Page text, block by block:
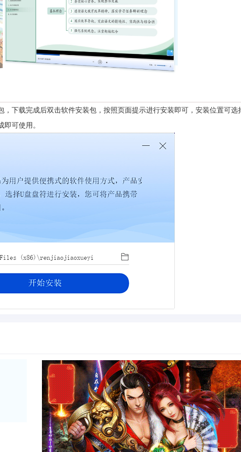
下载完成后双击软件安装包，按照页面提示进行安装即可，安装位置可选
可使用。